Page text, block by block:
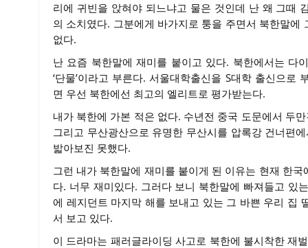
리에 귀빈을 앉혀야 되느냐고 물은 것인데 난 왜 그때
의 소치였다. 그분에게 바가지로 퉁을 주면서 북한말
없다.
난 요즘 북한말에 재미를 붙이고 있다. 북한에서는 다
‘단물’이라고 부른다. 서울대학출신을 S대학 출신으로
면 우선 북한에선 최고의 엘리트로 평가받는다.
내가 북한에 가본 적은 없다. 수년전 중국 도문에서 두
그리고 무산광산으로 유명한 무산시를 압록강 건너편
밟아보진 못했다.
그런 내가 북한말에 재미를 붙이게 된 이유는 현재 한
다. 너무 재미있다. 그러다 보니 북한말에 빠져들고 있
에 레지던트 마지막 해를 보내고 있는 그 바쁜 우리 집
서 보고 있다.
이 드라마는 패러글라이딩 사고로 북한에 불시착한 재